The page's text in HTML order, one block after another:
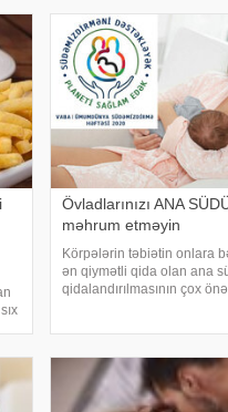
vəziyyətin səbəblərindən
Övladlarınızı ANA
məhrum etməyin
Körpələrin təbiətin onlara
ən qiymətli qida olan ana
qidalandırılmasının çox
dəyişilməsidir: